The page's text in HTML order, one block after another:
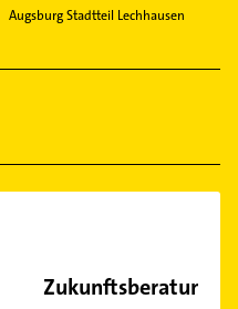
Augsburg Stadtteil Lechhausen
Zukunftsberatung